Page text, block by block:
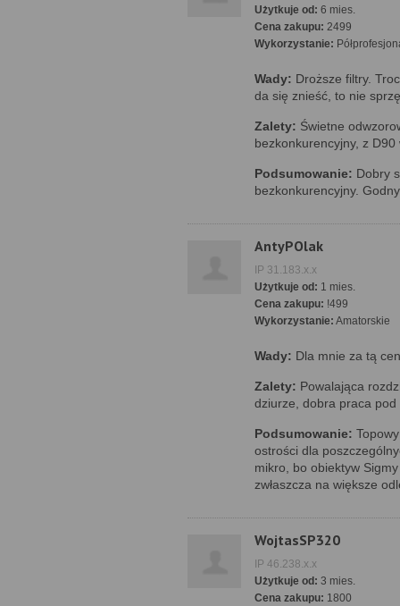
Użytkuje od: 6 mies.
Cena zakupu: 2499
Wykorzystanie:
Wady: Droższe filtry.
da się znieść, to nie
Zalety: Świetne
bezkonkurencyjny, z D90
Podsumowanie: Dobry
bezkonkurencyjny.
AntyPOlak
IP 31.183.x.x
Użytkuje od: 1 mies.
Cena zakupu: !499
Wykorzystanie: Amatorskie
Wady: Dla mnie za tą
Zalety: Powalająca
dziurze, dobra praca pod
Podsumowanie:
ostrości dla
mikro, bo obiektyw
zwłaszcza na większe
WojtasSP320
IP 46.238.x.x
Użytkuje od: 3 mies.
Cena zakupu: 1800